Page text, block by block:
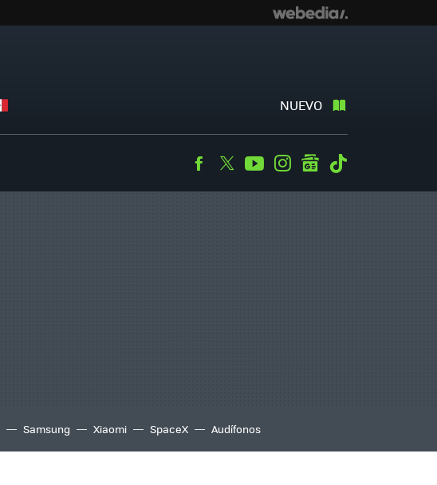
NUEVO
Facebook
TwitterYoutubeInstagramgooglenews
Samsung Xiaomi SpaceX Audífonos